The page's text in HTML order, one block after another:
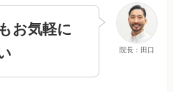
院長：田口
お気軽に